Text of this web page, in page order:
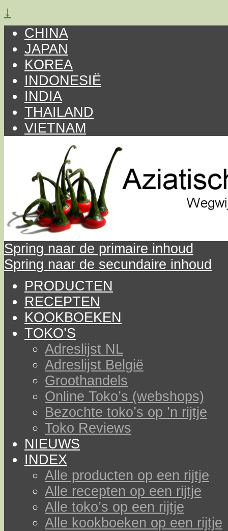
↓
CHINA
JAPAN
KOREA
INDONESIË
INDIA
THAILAND
VIETNAM
Spring naar de primaire inhoud
Spring naar de secundaire inhoud
PRODUCTEN
RECEPTEN
KOOKBOEKEN
TOKO’S
Adreslijst NL
Adreslijst België
Groothandels
Online Toko’s (webshops)
Bezochte toko’s op ’n rijtje
Toko Reviews
NIEUWS
INDEX
Alle producten op een rijtje
Alle recepten op een rijtje
Alle toko’s op een rijtje
Alle kookboeken op een rijtje